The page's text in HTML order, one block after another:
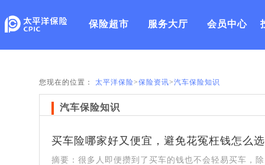
保险超市 服务大厅 会员中心
您现在的位置： 太平洋保险>保险资讯>汽车保险知识
汽车保险知识
买车险哪家好又便宜，避免花冤枉钱怎么
摘要：很多人即便攒到了买车的钱也不会轻易买车，